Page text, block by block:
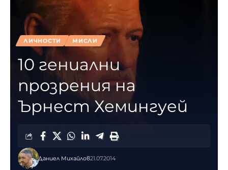
ЛИЧНОСТИ МИСЛИ
10 гениални
прозрения на
Ърнест Хемингуей
Даниел Михайлов21.07.2014